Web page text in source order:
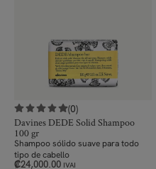
(0)
Davines DEDE Solid Shampoo
100 gr
Shampoo sólido suave para todo
tipo de cabello
₡24,000.00 IVAI